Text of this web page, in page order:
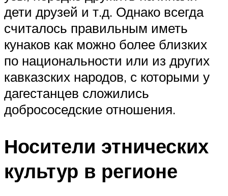
дети друзей и т.д. Однако всегда
считалось правильным иметь
кунаков как можно более близких
по национальности или из других
кавказских народов, с которыми у
дагестанцев сложились
добрососедские отношения.
Носители этнических
культур в регионе